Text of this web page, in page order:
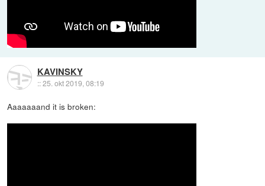
KAVINSKY
::25. okt 2019, 08:19
Aaaaaaand it is broken: